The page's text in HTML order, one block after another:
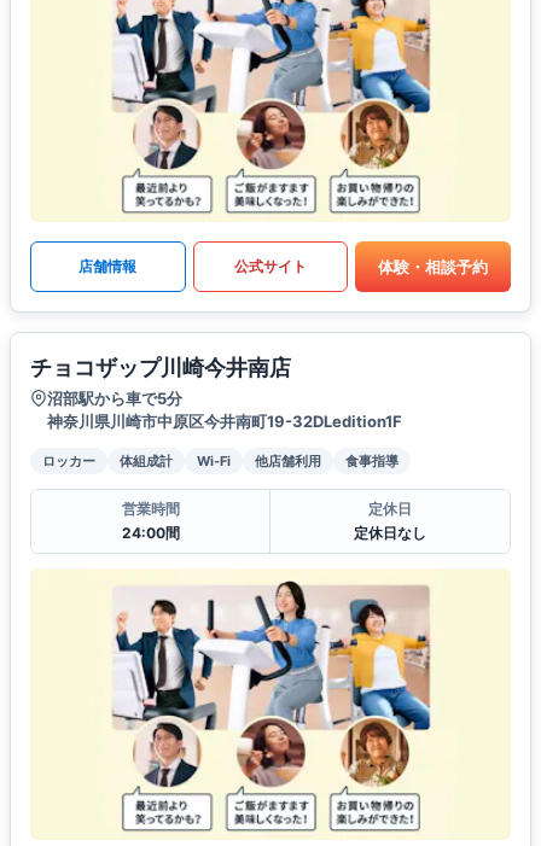
店舗情報 公式サイト 体験・相談予約
チョコザップ川崎今井南店
沼部駅から車で5分
神奈川県川崎市中原区今井南町19-32DLedition1F
ロッカー 体組成計 Wi-Fi 他店舗利用 食事指導
営業時間
24:00間
定休日
定休日なし